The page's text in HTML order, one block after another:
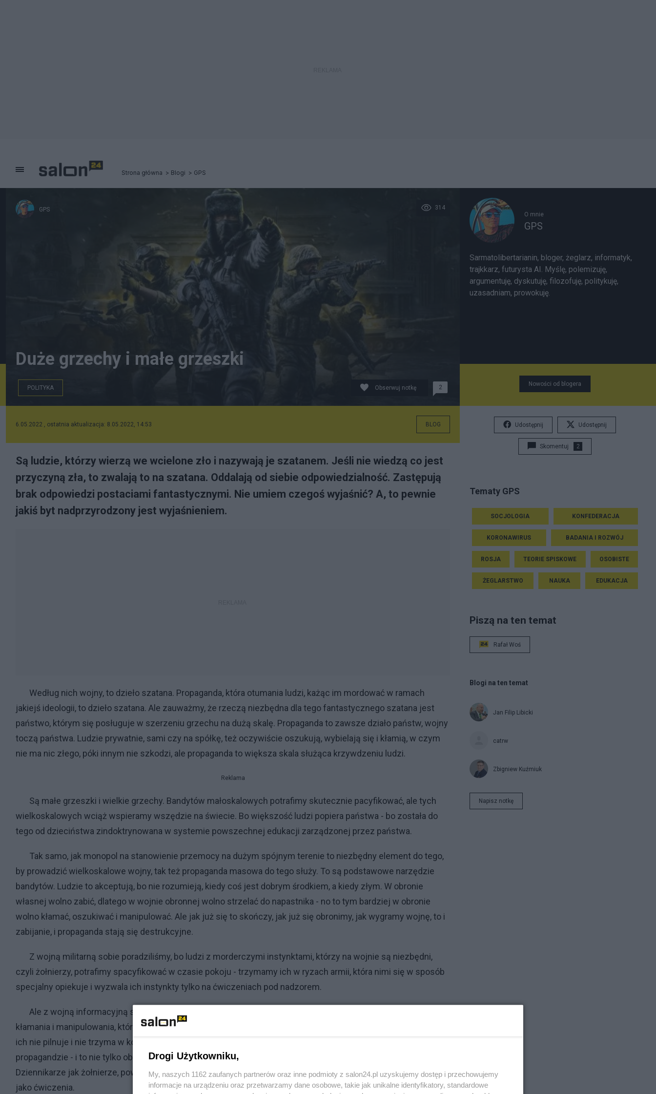
Strona główna Blogi GPS
GPS 314
Duże grzechy i małe grzeszki
POLITYKA Obserwuj notkę 2
6.05.2022 , ostatnia aktualizacja: 8.05.2022, 14:53 BLOG
Są ludzie, którzy wierzą we wcielone zło i nazywają je szatanem. Jeśli nie wiedzą co jest
przyczyną zła, to zwalają to na szatana. Oddalają od siebie odpowiedzialność. Zastępują
brak odpowiedzi postaciami fantastycznymi. Nie umiem czegoś wyjaśnić? A, to pewnie
jakiś byt nadprzyrodzony jest wyjaśnieniem.
Według nich wojny, to dzieło szatana. Propaganda, która otumania ludzi, każąc im mordować w ramach
jakiejś ideologii, to dzieło szatana. Ale zauważmy, że rzeczą niezbędna dla tego fantastycznego szatana jest
państwo, którym się posługuje w szerzeniu grzechu na dużą skalę. Propaganda to zawsze działo państw, wojny
toczą państwa. Ludzie prywatnie, sami czy na spółkę, też oczywiście oszukują, wybielają się i kłamią, w czym
nie ma nic złego, póki innym nie szkodzi, ale propaganda to większa skala służąca krzywdzeniu ludzi.
Reklama
Są małe grzeszki i wielkie grzechy. Bandytów małoskalowych potrafimy skutecznie pacyfikować, ale tych
wielkoskalowych wciąż wspieramy wszędzie na świecie. Bo większość ludzi popiera państwa - bo została do
tego od dzieciństwa zindoktrynowana w systemie powszechnej edukacji zarządzonej przez państwa.
Tak samo, jak monopol na stanowienie przemocy na dużym spójnym terenie to niezbędny element do tego,
by prowadzić wielkoskalowe wojny, tak też propaganda masowa do tego służy. To są podstawowe narzędzie
bandytów. Ludzie to akceptują, bo nie rozumieją, kiedy coś jest dobrym środkiem, a kiedy złym. W obronie
własnej wolno zabić, dlatego w wojnie obronnej wolno strzelać do napastnika - no to tym bardziej w obronie
wolno kłamać, oszukiwać i manipulować. Ale jak już się to skończy, jak już się obronimy, jak wygramy wojnę, to i
zabijanie, i propaganda stają się destrukcyjne.
Z wojną militarną sobie poradziliśmy, bo ludzi z morderczymi instynktami, którzy na wojnie są niezbędni,
czyli żołnierzy, potrafimy spacyfikować w czasie pokoju - trzymamy ich w ryzach armii, która nimi się w sposób
specjalny opiekuje i wyzwala ich instynkty tylko na ćwiczeniach pod nadzorem.
Ale z wojną informacyjną sobie nie radzimy, bo dziennikarzy znających do perfekcji fach oszukiwania,
kłamania i manipulowania, którzy w czasie wojny są niezbędni, nie potrafimy spacyfikować w czasie pokoju. Nikt
ich nie pilnuje i nie trzyma w koszarach. Dlatego polityka to przedłużenie wojny, bo wojna wciąż trwa w
propagandzie - i to nie tylko obronna, ale i napastnicza, a co gorsze używana jest też w wojnie domowej.
Dziennikarze jak żołnierze, powinni być pod ścisłym nadzorem i to co piszą powinno być wyraźnie oznakowane
jako ćwiczenia.
O mnie
GPS
Sarmatolibertarianin, bloger, żeglarz, informatyk,
trajkkarz, futurysta AI. Myślę, polemizuję,
argumentuję, dyskutuję, filozofuję, politykuję,
uzasadniam, prowokuję.
Nowości od blogera
Udostępnij Udostępnij
Skomentuj 2
Tematy GPS
SOCJOLOGIA KONFEDERACJA
KORONAWIRUS BADANIA I ROZWÓJ
ROSJA TEORIE SPISKOWE OSOBISTE
ŻEGLARSTWO NAUKA EDUKACJA
Piszą na ten temat
Rafał Woś
Blogi na ten temat
Jan Filip Libicki
catrw
Zbigniew Kuźmiuk
Napisz notkę
Drogi Użytkowniku,
My, naszych 1162 zaufanych partnerów oraz inne podmioty z salon24.pl uzyskujemy dostęp i przechowujemy
informacje na urządzeniu oraz przetwarzamy dane osobowe, takie jak unikalne identyfikatory, standardowe